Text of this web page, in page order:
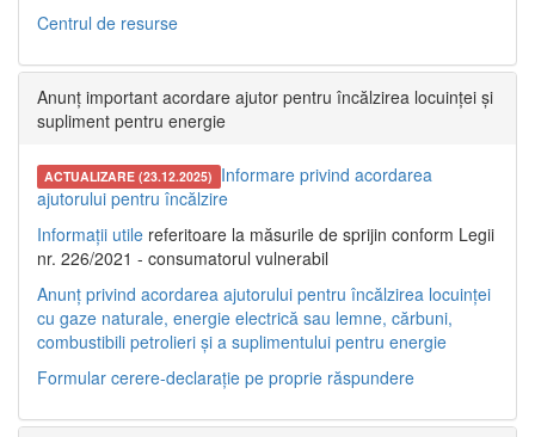
Centrul de resurse
Anunț important acordare ajutor pentru încălzirea locuinței și
supliment pentru energie
ACTUALIZARE (23.12.2025) Informare privind acordarea
ajutorului pentru încălzire
Informații utile referitoare la măsurile de sprijin conform Legii
nr. 226/2021 - consumatorul vulnerabil
Anunț privind acordarea ajutorului pentru încălzirea locuinței
cu gaze naturale, energie electrică sau lemne, cărbuni,
combustibili petrolieri și a suplimentului pentru energie
Formular cerere-declarație pe proprie răspundere